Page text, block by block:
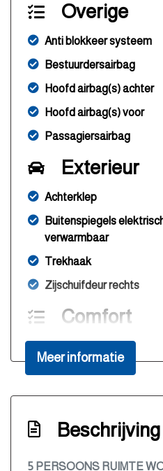
Overige
Anti blokkeer systeem
Bestuurdersairbag
Hoofd airbag(s) achter
Hoofd airbag(s) voor
Passagiersairbag
Exterieur
Achterklep
Buitenspiegels
verwarmbaar
Trekhaak
Zijschuifdeur rechts
Comfort
Meer informatie
Beschrijving
5 PERSOONS RUIMTE